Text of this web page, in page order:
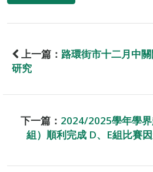
上一篇： 路環街市十二月中
研究
下一篇： 2024/2025學年學
組）順利完成 D、E組比賽